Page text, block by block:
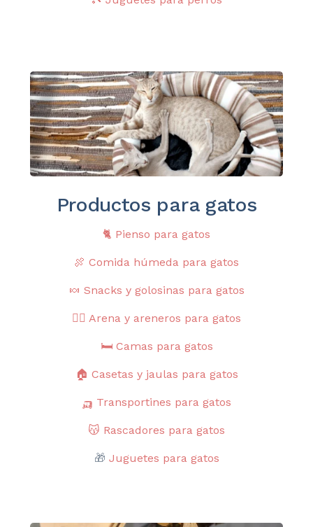
Productos para gatos
🐈 Pienso para gatos
🍖 Comida húmeda para gatos
🍬 Snacks y golosinas para gatos
🐱‍🚀 Arena y areneros para gatos
🛏️ Camas para gatos
🏠 Casetas y jaulas para gatos
🛺 Transportines para gatos
😽 Rascadores para gatos
🎁 Juguetes para gatos